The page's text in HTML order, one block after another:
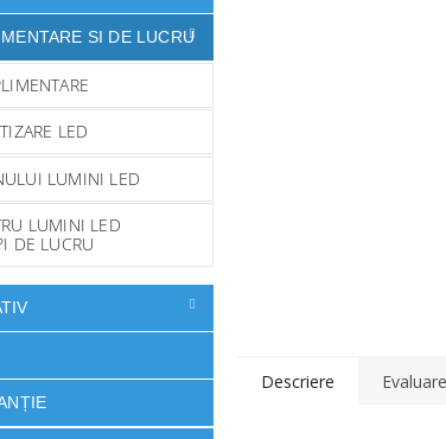
SI DE LUCRU
LED
LUMINI LED
LUMINI LED
DE LUCRU
Descriere Evaluare